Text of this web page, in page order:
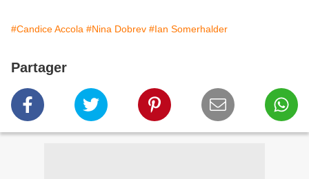
#Candice Accola #Nina Dobrev #Ian Somerhalder
Partager